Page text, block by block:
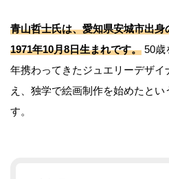
青山哲士氏は、愛知県安城市出
1971年10月8日生まれです。 50歳
年携わってきたジュエリーデザ
え、独学で絵画制作を始めたと
す。